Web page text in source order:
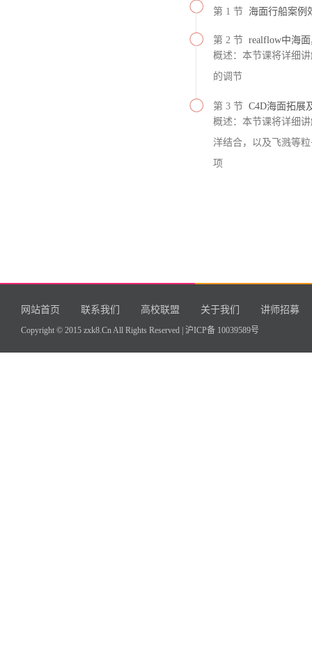
第 1 节 海面行船案例
第 2 节 realflow中海
概述：本节课将详细
的调节
第 3 节 C4D海面拓展
概述：本节课将详细
洋结合，以及飞溅等
项
网站首页 联系我们 高校联盟 关于我们 讲师招募
Copyright © 2015 zxk8.Cn All Rights Reserved | 沪ICP备 10039589号